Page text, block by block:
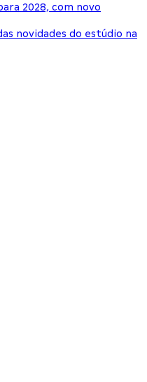
2028, com novo
novidades do estúdio na